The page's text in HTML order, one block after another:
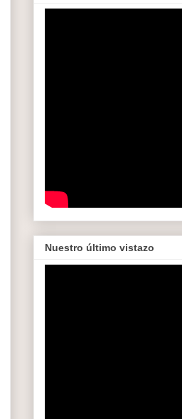
Nuestro último vistazo